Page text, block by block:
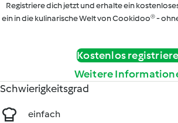
Registriere dich jetzt und erhalte ein
ein in die kulinarische Welt von Cookidoo® -
Kostenlos
Weitere
Schwierigkeitsgrad
einfach